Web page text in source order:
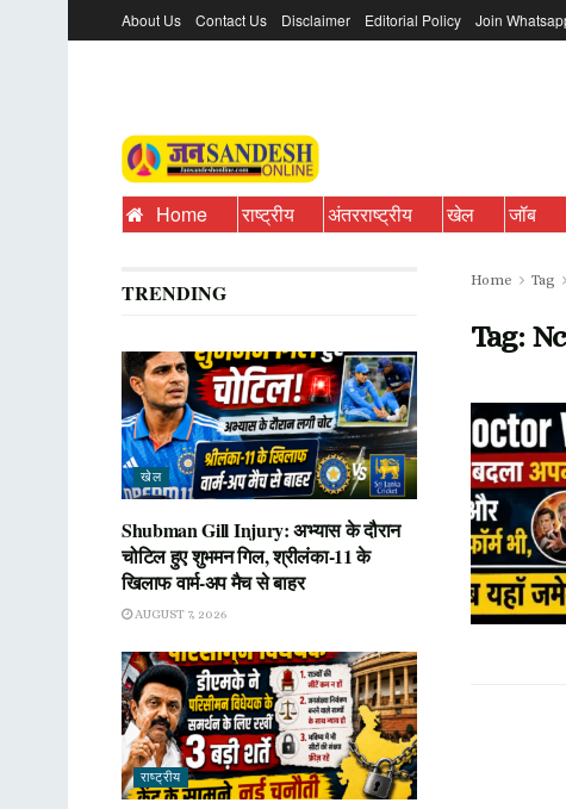
About Us Contact Us Disclaimer Editorial Policy Join
Home राष्ट्रीय अंतरराष्ट्रीय खेल जॉब
Home Tag
Tag:
TRENDING
खेल
Shubman Gill Injury: अभ्यास के दौरान
चोटिल हुए शुभमन गिल, श्रीलंका-11 के
खिलाफ वार्म-अप मैच से बाहर
AUGUST 7, 2026
राष्ट्रीय